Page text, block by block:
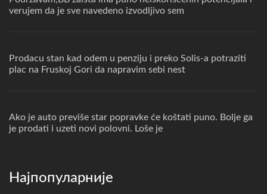
verujem da je sve navedeno izvodljivo sem
Prodacu stan kad odem u penziju i preko Solis-a potraziti
plac na Fruskoj Gori da napravim sebi nest
Ako je auto previše star popravke će koštati puno. Bolje ga
je prodati i uzeti novi polovni. Loše je
Најпопуларније